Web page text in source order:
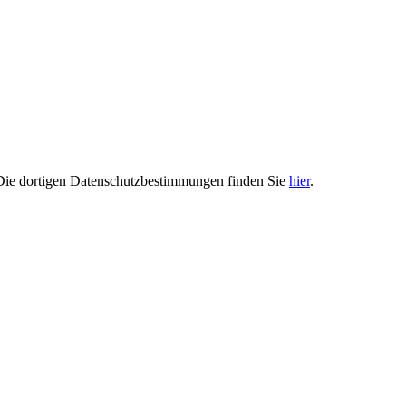
dortigen Datenschutzbestimmungen finden Sie hier.